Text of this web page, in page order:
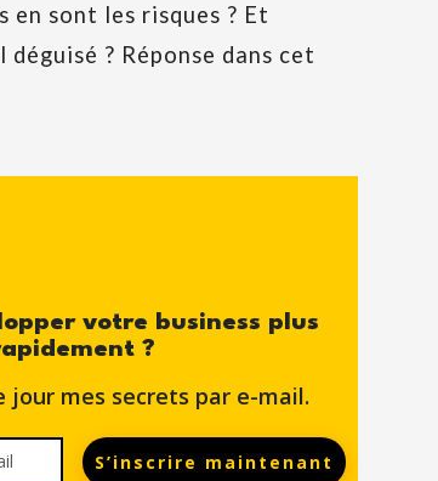
en sont les risques ? Et
? Réponse dans cet
votre business plus
?
jour mes secrets par e-mail.
S’inscrire maintenant